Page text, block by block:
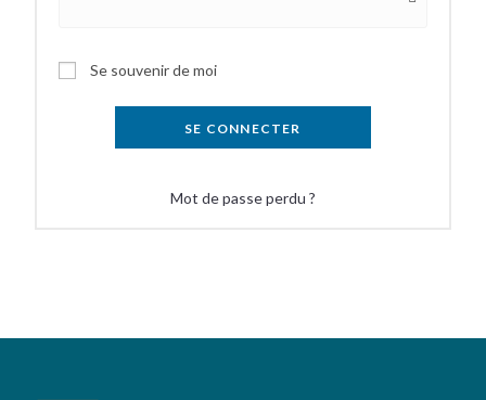
Se souvenir de moi
SE CONNECTER
Mot de passe perdu ?